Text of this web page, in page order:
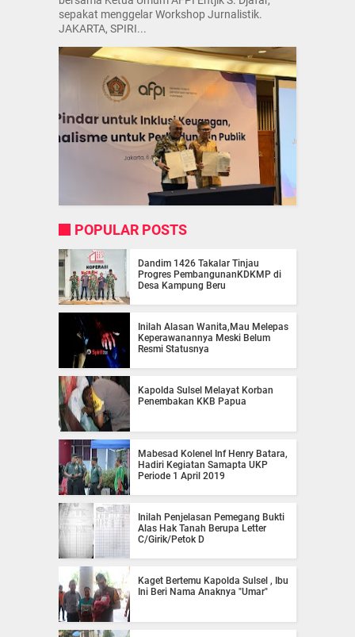
sepakat menggelar Workshop Jurnalistik.
JAKARTA, SPIRI...
POPULAR POSTS
Dandim 1426 Takalar Tinjau
Progres PembangunanKDKMP di
Desa Kampung Beru
Inilah Alasan Wanita,Mau Melepas
Keperawanannya Meski Belum
Resmi Statusnya
Kapolda Sulsel Melayat Korban
Penembakan KKB Papua
Mabesad Kolenel Inf Henry Batara,
Hadiri Kegiatan Samapta UKP
Periode 1 April 2019
Inilah Penjelasan Pemegang Bukti
Alas Hak Tanah Berupa Letter
C/Girik/Petok D
Kaget Bertemu Kapolda Sulsel , Ibu
Ini Beri Nama Anaknya "Umar"